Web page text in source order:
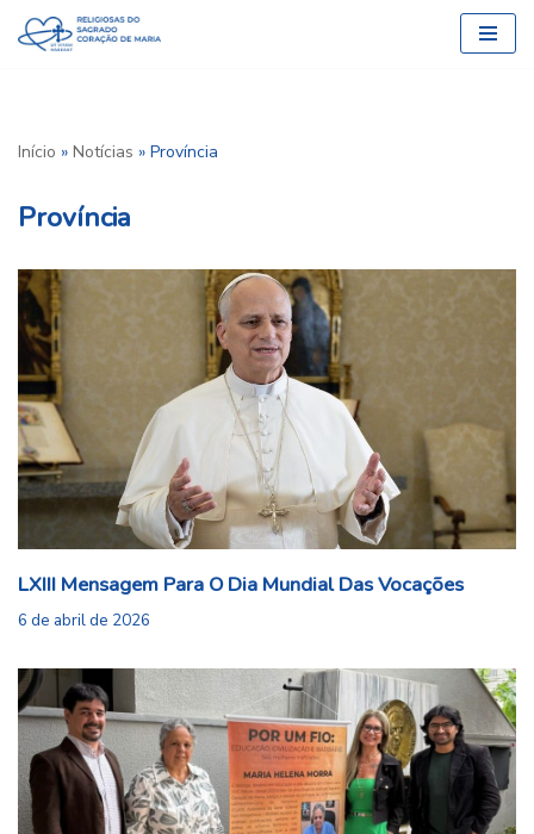
conteúdo
Início » Notícias » Província
Província
LXIII Mensagem Para O Dia Mundial Das Vocações
6 de abril de 2026